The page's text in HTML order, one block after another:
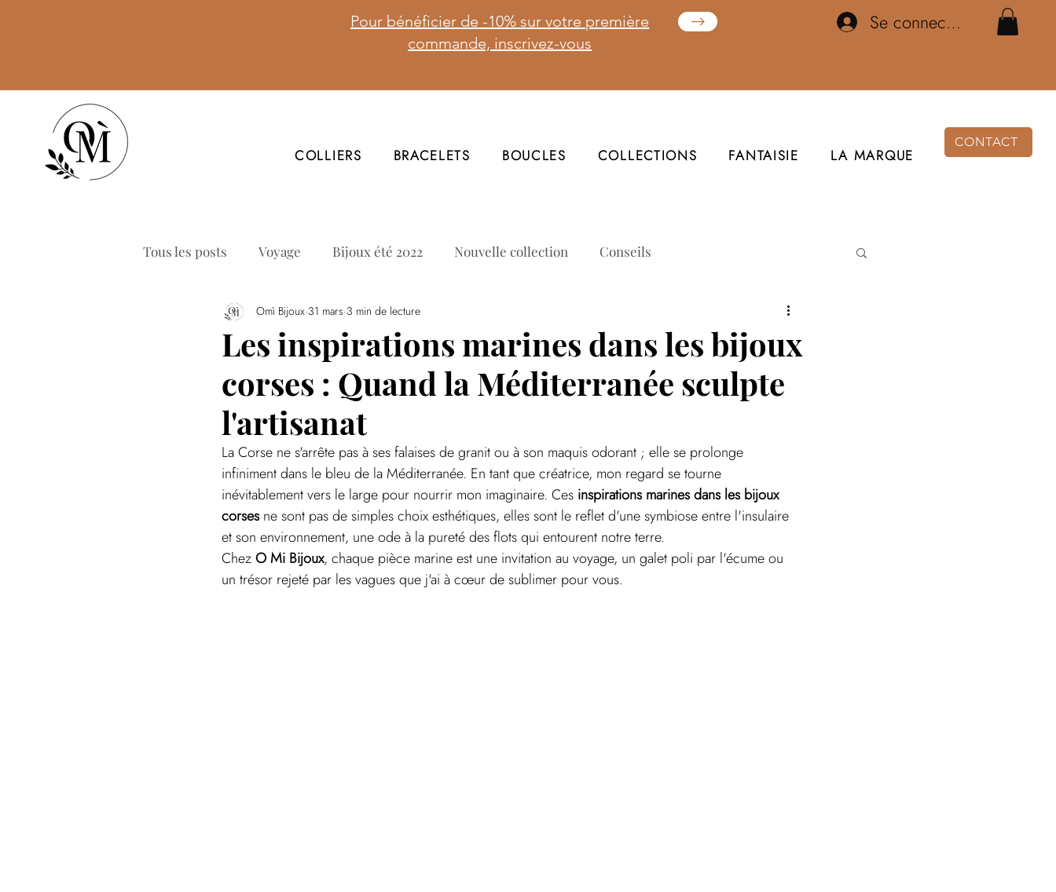
Pour bénéficier de -10% sur votre première
commande, inscrivez-vous
Se connecter
COLLIERS BRACELETS BOUCLES COLLECTIONS FANTAISIE LA MARQUE
CONTACT
Tous les posts Voyage Bijoux été 2022 Nouvelle collection Conseils
Les inspirations marines dans les bijoux
corses : Quand la Méditerranée sculpte
l'artisanat
Omì Bijoux 31 mars 3 min de lecture
La Corse ne s'arrête pas à ses falaises de granit ou à son maquis odorant ; elle se prolonge
infiniment dans le bleu de la Méditerranée. En tant que créatrice, mon regard se tourne
inévitablement vers le large pour nourrir mon imaginaire. Ces inspirations marines dans les bijoux
corses ne sont pas de simples choix esthétiques, elles sont le reflet d'une symbiose entre l'insulaire
et son environnement, une ode à la pureté des flots qui entourent notre terre.
Chez O Mi Bijoux, chaque pièce marine est une invitation au voyage, un galet poli par l'écume ou
un trésor rejeté par les vagues que j'ai à cœur de sublimer pour vous.